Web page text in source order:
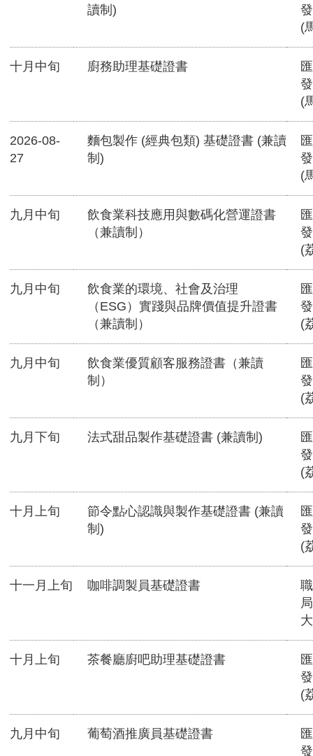
讀制)
(
十月中旬 廚務助理基礎證書
(
2026-08-
27
麵包製作 (經典包類) 基礎證書 (兼讀
制)
(
九月中旬
飲食業科技應用與數碼化營運證書
（兼讀制）
(
九月中旬
飲食業的環境、社會及治理
（ESG）實踐與品牌價值提升證書
（兼讀制）
(
九月中旬
飲食業優質顧客服務證書（兼讀
制）
(
九月下旬 法式甜品製作基礎證書 (兼讀制)
(
十月上旬
節令點心認識與製作基礎證書 (兼讀
制)
(
十一月上旬 咖啡調製員基礎證書
十月上旬 茶餐廳廚吧助理基礎證書
(
九月中旬 葡萄酒推廣員基礎證書